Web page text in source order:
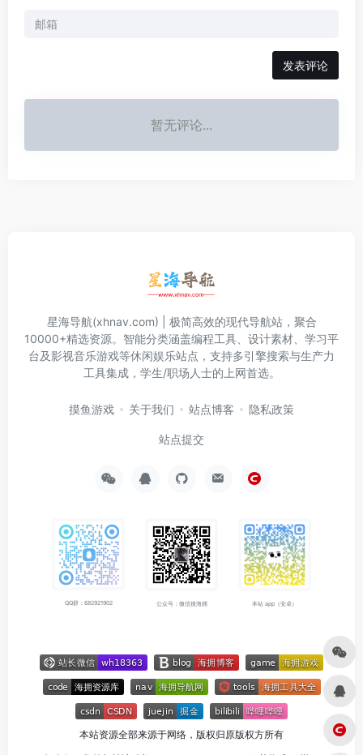
发表评论
暂无评论...
星海导航(xhnav.com) | 极简高效的现代导航站，聚合
10000+精选资源。智能分类涵盖编程工具、设计素材、学习平
台及影视音乐游戏等休闲娱乐站点，支持多引擎搜索与生产力
工具集成，学生/职场人士的上网首选。
摸鱼游戏 关于我们 站点博客 隐私政策
站点提交
QQ群：682921902 公众号：微信搜海拥 本站 app（安卓）
本站资源全部来源于网络，版权归原版权方所有